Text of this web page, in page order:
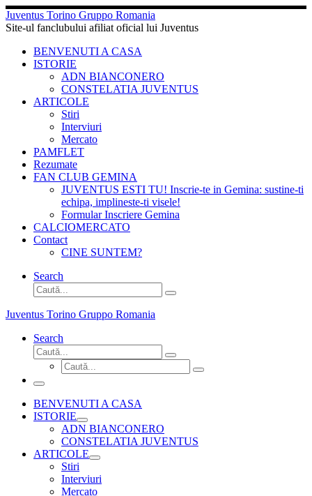
Sari
la
Juventus Torino Gruppo Romania
Site-ul fanclubului afiliat oficial lui Juventus
BENVENUTI A CASA
ISTORIE
ADN BIANCONERO
CONSTELATIA JUVENTUS
ARTICOLE
Stiri
Interviuri
Mercato
PAMFLET
Rezumate
FAN CLUB GEMINA
JUVENTUS ESTI TU! Inscrie-te in Gemina: sustine-ti
echipa, implineste-ti visele!
Formular Inscriere Gemina
CALCIOMERCATO
Contact
CINE SUNTEM?
Search
Căutare
Caută...
Juventus Torino Gruppo Romania
Search
Căutare
Caută...
Căutare
Caută...
Meniu
BENVENUTI A CASA
ISTORIE
ADN BIANCONERO
CONSTELATIA JUVENTUS
ARTICOLE
Stiri
Interviuri
Mercato